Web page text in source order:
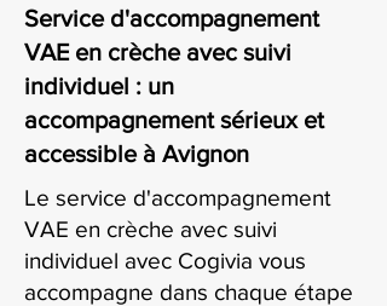
Service d'accompagnement
VAE en crèche avec suivi
individuel : un
accompagnement sérieux et
accessible à Avignon
Le service d'accompagnement
VAE en crèche avec suivi
individuel avec Cogivia vous
accompagne dans chaque étape